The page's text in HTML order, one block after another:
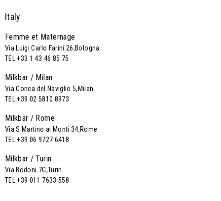
Italy
Femme et Maternage
Via Luigi Carlo Farini 26,Bologna
TEL:+33 1 43 46 85 75
Milkbar / Milan
Via Conca del Naviglio 5,Milan
TEL:+39 02 5810 8973
Milkbar / Rome
Via S.Martino ai Monti 34,Rome
TEL:+39 06 9727 6418
Milkbar / Turin
Via Bodoni 7G,Turin
TEL:+39 011 7633 558